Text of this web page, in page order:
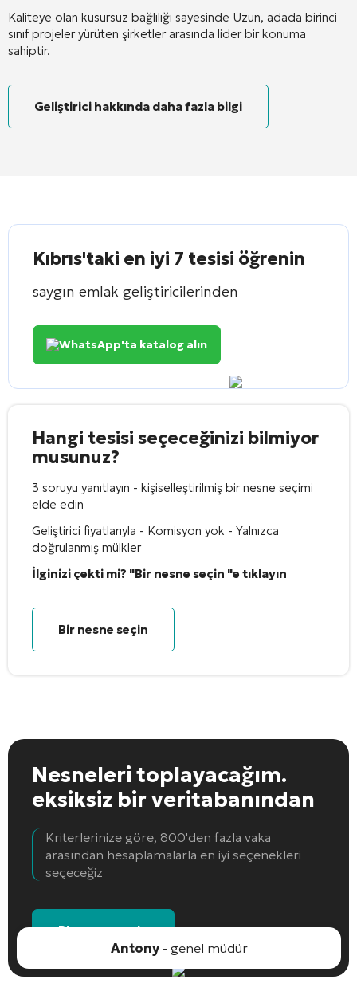
Kaliteye olan kusursuz bağlılığı sayesinde Uzun, adada birinci
sınıf projeler yürüten şirketler arasında lider bir konuma
sahiptir.
Geliştirici hakkında daha fazla bilgi
Kıbrıs'taki en iyi 7 tesisi öğrenin
saygın emlak geliştiricilerinden
WhatsApp'ta katalog alın
Hangi tesisi seçeceğinizi bilmiyor
musunuz?
3 soruyu yanıtlayın - kişiselleştirilmiş bir nesne seçimi
elde edin
Geliştirici fiyatlarıyla - Komisyon yok - Yalnızca
doğrulanmış mülkler
İlginizi çekti mi? "Bir nesne seçin "e tıklayın
Bir nesne seçin
Nesneleri toplayacağım.
eksiksiz bir veritabanından
Kriterlerinize göre, 800'den fazla vaka
arasından hesaplamalarla en iyi seçenekleri
seçeceğiz
Bir nesne seçin
Antony- genel müdür